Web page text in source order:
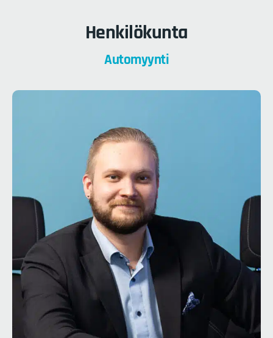
Henkilökunta
Automyynti